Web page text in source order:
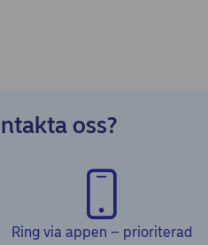
oss?
Ring via appen – prioriterad